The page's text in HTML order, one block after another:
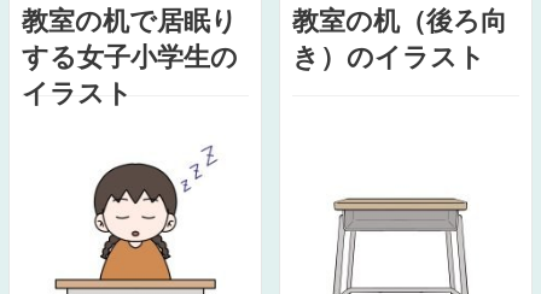
教室の机で居眠り
する女子小学生の
イラスト
教室の机（後ろ向
き）のイラスト